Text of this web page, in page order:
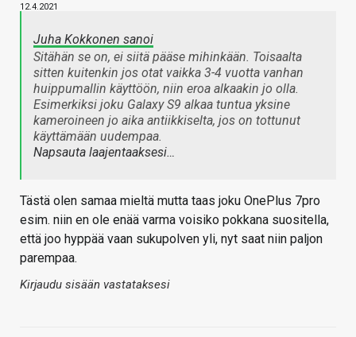
12.4.2021
Juha Kokkonen sanoi
Sitähän se on, ei siitä pääse mihinkään. Toisaalta
sitten kuitenkin jos otat vaikka 3-4 vuotta vanhan
huippumallin käyttöön, niin eroa alkaakin jo olla.
Esimerkiksi joku Galaxy S9 alkaa tuntua yksine
kameroineen jo aika antiikkiselta, jos on tottunut
käyttämään uudempaa.
Napsauta laajentaaksesi…
Tästä olen samaa mieltä mutta taas joku OnePlus 7pro
esim. niin en ole enää varma voisiko pokkana suositella,
että joo hyppää vaan sukupolven yli, nyt saat niin paljon
parempaa.
Kirjaudu sisään vastataksesi